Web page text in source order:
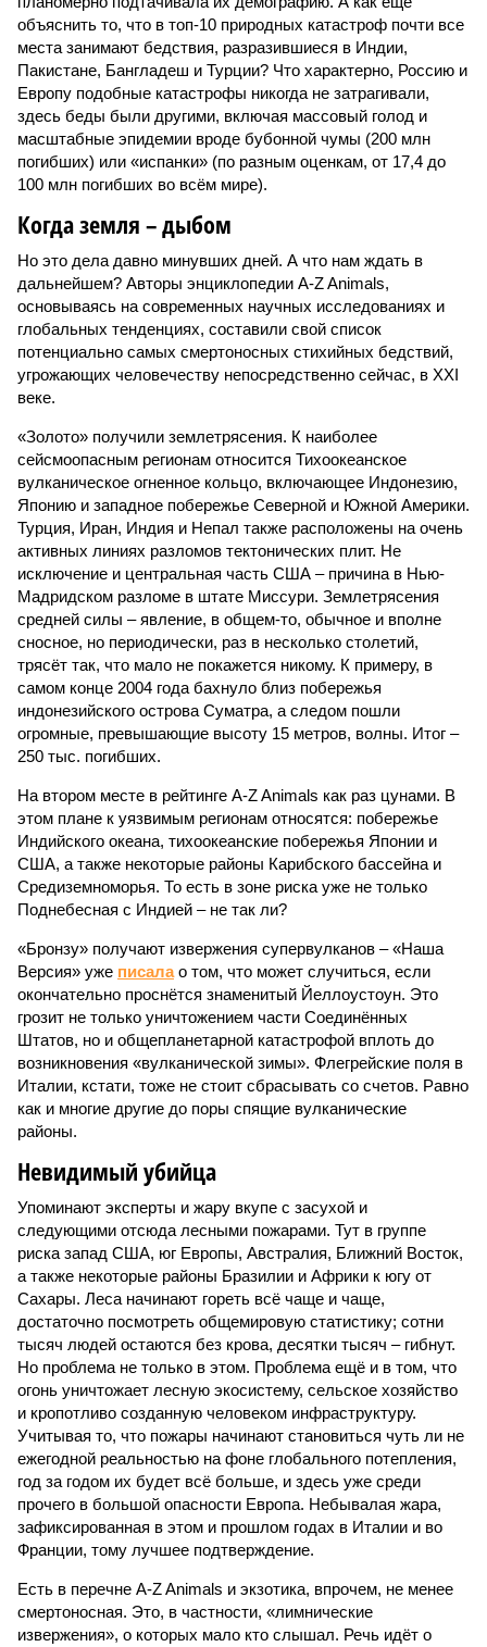
объяснить то, что в топ-10 природных катастроф почти все
места занимают бедствия, разразившиеся в Индии,
Пакистане, Бангладеш и Турции? Что характерно, Россию и
Европу подобные катастрофы никогда не затрагивали,
здесь беды были другими, включая массовый голод и
масштабные эпидемии вроде бубонной чумы (200 млн
погибших) или «испанки» (по разным оценкам, от 17,4 до
100 млн погибших во всём мире).
Когда земля – дыбом
Но это дела давно минувших дней. А что нам ждать в
дальнейшем? Авторы энциклопедии A-Z Animals,
основываясь на современных научных исследованиях и
глобальных тенденциях, составили свой список
потенциально самых смертоносных стихийных бедствий,
угрожающих человечеству непосредственно сейчас, в XXI
веке.
«Золото» получили землетрясения. К наиболее
сейсмоопасным регионам относится Тихоокеанское
вулканическое огненное кольцо, включающее Индонезию,
Японию и западное побережье Северной и Южной Америки.
Турция, Иран, Индия и Непал также расположены на очень
активных линиях разломов тектонических плит. Не
исключение и центральная часть США – причина в Нью-
Мадридском разломе в штате Миссури. Землетрясения
средней силы – явление, в общем-то, обычное и вполне
сносное, но периодически, раз в несколько столетий,
трясёт так, что мало не покажется никому. К примеру, в
самом конце 2004 года бахнуло близ побережья
индонезийского острова Суматра, а следом пошли
огромные, превышающие высоту 15 метров, волны. Итог –
250 тыс. погибших.
На втором месте в рейтинге A-Z Animals как раз цунами. В
этом плане к уязвимым регионам относятся: побережье
Индийского океана, тихо­океанские побережья Японии и
США, а также некоторые районы Карибского бассейна и
Средиземноморья. То есть в зоне риска уже не только
Поднебесная с Индией – не так ли?
«Бронзу» получают извержения супервулканов – «Наша
Версия» уже писалао том, что может случиться, если
окончательно проснётся знаменитый Йеллоустоун. Это
грозит не только уничтожением части Соединённых
Штатов, но и общепланетарной катастрофой вплоть до
возникновения «вулканической зимы». Флегрейские поля в
Италии, кстати, тоже не стоит сбрасывать со счетов. Равно
как и многие другие до поры спящие вулканические
районы.
Невидимый убийца
Упоминают эксперты и жару вкупе с засухой и
следующими отсюда лесными пожарами. Тут в группе
риска запад США, юг Европы, Австралия, Ближний Восток,
а также некоторые районы Бразилии и Африки к югу от
Сахары. Леса начинают гореть всё чаще и чаще,
достаточно посмотреть общемировую статистику; сотни
тысяч людей остаются без крова, десятки тысяч – гибнут.
Но проблема не только в этом. Проблема ещё и в том, что
огонь уничтожает лесную экосистему, сельское хозяйство
и кропотливо созданную человеком инфраструктуру.
Учитывая то, что пожары начинают становиться чуть ли не
ежегодной реальностью на фоне глобального потепления,
год за годом их будет всё больше, и здесь уже среди
прочего в большой опасности Европа. Небывалая жара,
зафиксированная в этом и прошлом годах в Италии и во
Франции, тому лучшее подтверждение.
Есть в перечне A-Z Animals и экзотика, впрочем, не менее
смертоносная. Это, в частности, «лимнические
извержения», о которых мало кто слышал. Речь идёт о